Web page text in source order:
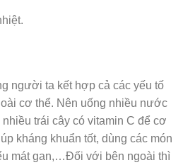
người ta kết hợp cả các yếu tố
cơ thể. Nên uống nhiều nước
trái cây có vitamin C để cơ
kháng khuẩn tốt, dùng các món
mát gan,…Đối với bên ngoài thì